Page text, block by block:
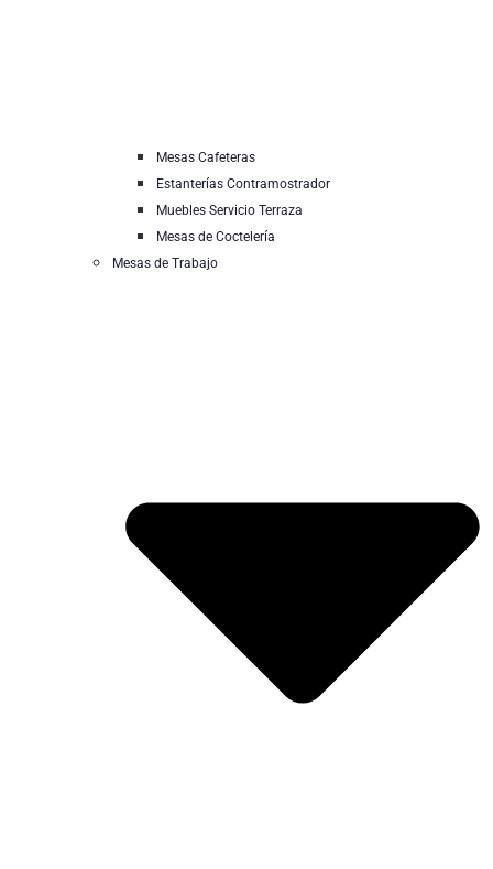
Mesas Cafeteras
Estanterías Contramostrador
Muebles Servicio Terraza
Mesas de Coctelería
Mesas de Trabajo